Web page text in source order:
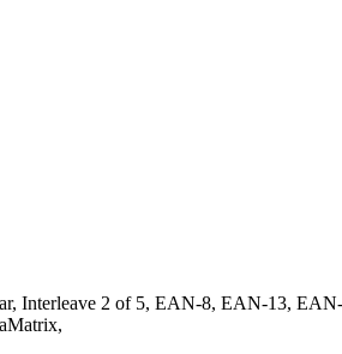
Interleave 2 of 5, EAN-8, EAN-13,